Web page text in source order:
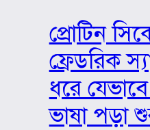
প্রোটিন
ফ্রেডরিক
ধরে
ভাষা পড়া